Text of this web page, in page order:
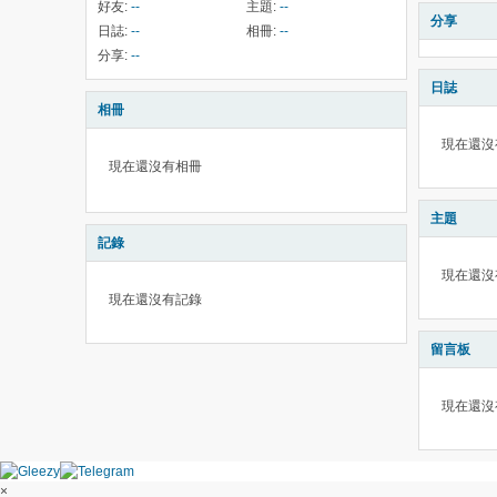
好友: -- 主題: --
日誌: -- 相冊: --
分享: --
相冊
現在還沒有相冊
記錄
現在還沒有記錄
分享
日誌
現在還
主題
現在還
留言板
現在還
×